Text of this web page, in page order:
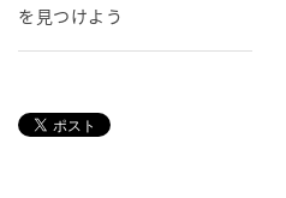
を見つけよう